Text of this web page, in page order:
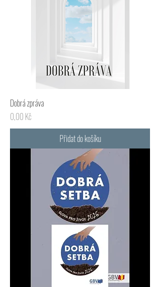
Dobrá zpráva
Cena
0,00 Kč
Přidat do košíku